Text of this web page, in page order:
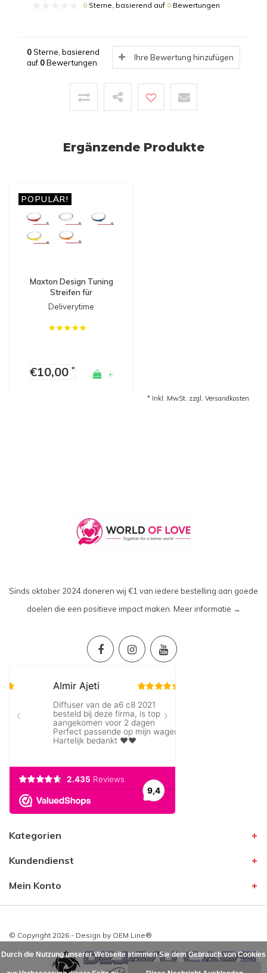
0 Sterne, basierend auf 0 Bewertungen
0Sterne, basierend
auf 0Bewertungen
Ihre Bewertung hinzufügen
Ergänzende Produkte
POPULÄR!
Maxton Design Tuning
Streifen für
Seitenschweller,
Diffusoren & Splitters
Deliverytime
€10,00* +
* Inkl. MwSt. zzgl. Versandkosten
Sinds oktober 2024 doneren wij €1 van iedere bestelling aan goede
doelen die een positieve impact maken. Meer informatie →
Kategorien
Kundendienst
Mein Konto
© Copyright 2026 - Design by OEM Line®
Durch die Nutzung unserer Webseite stimmen Sie dem Gebrauch von Cookies